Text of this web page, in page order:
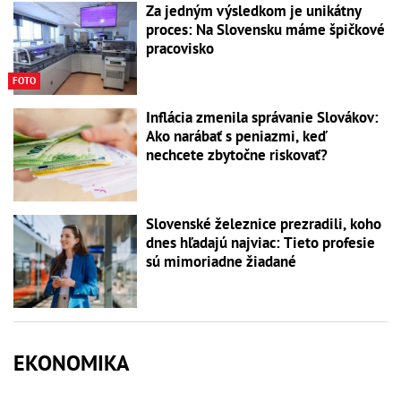
FOTO
Za jedným výsledkom je unikátny
proces: Na Slovensku máme špičkové
pracovisko
Inflácia zmenila správanie Slovákov:
Ako narábať s peniazmi, keď
nechcete zbytočne riskovať?
Slovenské železnice prezradili, koho
dnes hľadajú najviac: Tieto profesie
sú mimoriadne žiadané
EKONOMIKA